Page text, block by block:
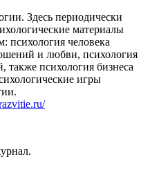
Здесь периодически
материалы
психология человека
и любви, психология
также психология бизнеса
игры